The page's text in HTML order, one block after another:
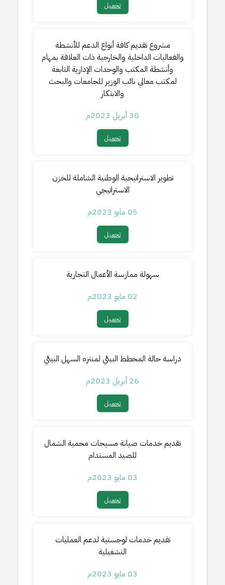
تحميل​
مشروع تقديم كافة أنواع الدعم للأنشطة
والفعاليات الداخلية والخارجية ذات العلاقة بمهام
وأنشطة المكتب والوحدات الإدارية التابعة
لمكتب معالي نائب الوزير للجامعات والبحث
والابتكار
30 أبريل 2023م
تحميل​
تطوير الاستراتيجية الوطنية الشاملة للخزن
الاستراتيجي
05 مايو 2023م
تحميل​
سهولة ممارسة الأعمال التجارية
02 مايو 2023م
تحميل​
دراسة حالة المخطط البيئي لمنتزه السهل البيئي
26 أبريل 2023م
تحميل​
تقديم خدمات صيانة مسيجات محمية الشمال
للصيد المستدام
03 مايو 2023م
تحميل​
تقديم خدمات لوجستية لدعم العمليات
التشغيلية
03 مايو 2023م